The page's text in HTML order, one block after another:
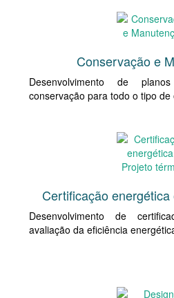
Conservação e
Desenvolvimento de
conservação para todo o tipo de
Certificação
Desenvolvimento de
avaliação da eficiência